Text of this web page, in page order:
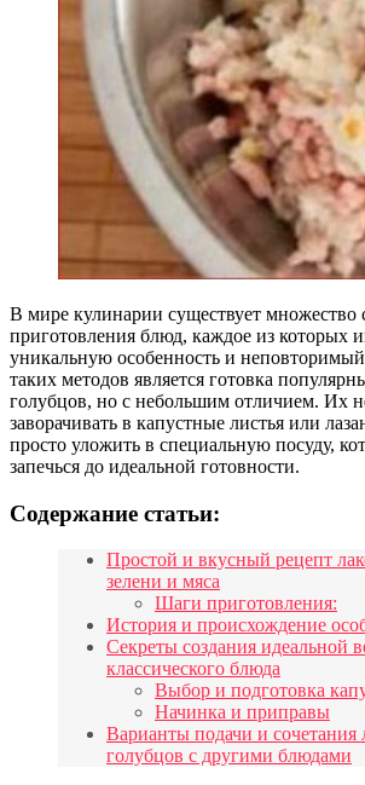
В мире кулинарии существует множество
приготовления блюд, каждое из которых
уникальную особенность и
таких методов является готовка
голубцов, но с небольшим отличием. Их
заворачивать в капустные листья или
просто уложить в специальную посуду,
запечься до идеальной готовности.
Содержание статьи:
Простой и вкусный рецепт
зелени и мяса
Шаги приготовления:
История и происхождение
Секреты создания идеальной
классического блюда
Выбор и подготовка
Начинка и приправы
Варианты подачи и сочетания
голубцов с другими блюдами